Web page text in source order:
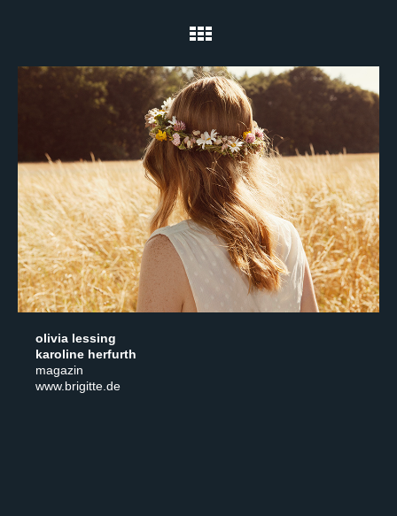
olivia lessing
karoline herfurth
magazin
www.brigitte.de